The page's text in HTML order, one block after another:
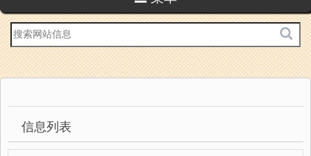
站
内
搜
索
信息列表